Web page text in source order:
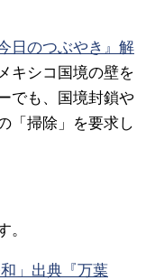
日のつぶやき』解
キシコ国境の壁を
でも、国境封鎖や
「掃除」を要求し
。
」出典『万葉